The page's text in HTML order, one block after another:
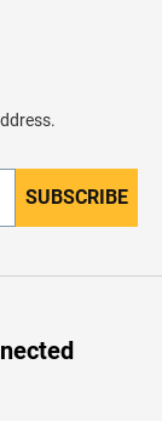
SUBSCRIBE